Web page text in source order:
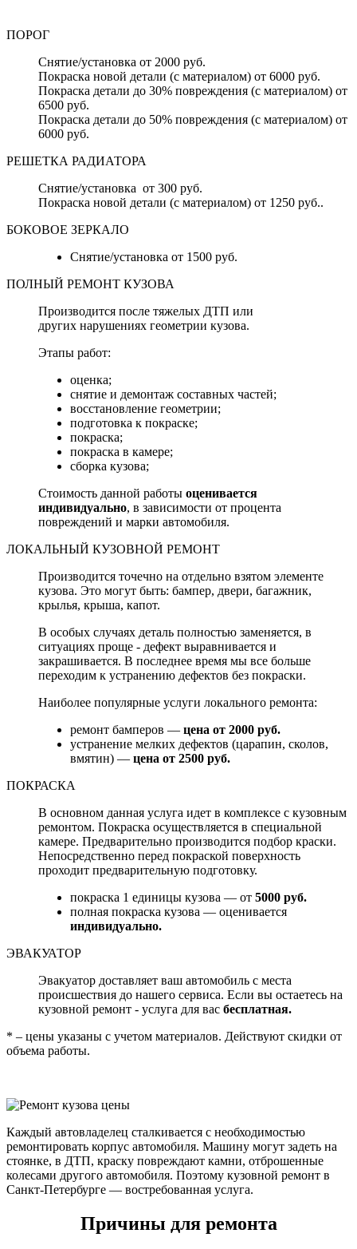
ПОРОГ
Снятие/установка от 2000 руб.
Покраска новой детали (с материалом) от 6000 руб.
Покраска детали до 30% повреждения (с материалом) от
6500 руб.
Покраска детали до 50% повреждения (с материалом) от
6000 руб.
РЕШЕТКА РАДИАТОРА
Снятие/установка от 300 руб.
Покраска новой детали (с материалом) от 1250 руб..
БОКОВОЕ ЗЕРКАЛО
Снятие/установка от 1500 руб.
ПОЛНЫЙ РЕМОНТ КУЗОВА
Производится после тяжелых ДТП или
других нарушениях геометрии кузова.
Этапы работ:
оценка;
снятие и демонтаж составных частей;
восстановление геометрии;
подготовка к покраске;
покраска;
покраска в камере;
сборка кузова;
Стоимость данной работы оценивается
индивидуально, в зависимости от процента
повреждений и марки автомобиля.
ЛОКАЛЬНЫЙ КУЗОВНОЙ РЕМОНТ
Производится точечно на отдельно взятом элементе
кузова. Это могут быть: бампер, двери, багажник,
крылья, крыша, капот.
В особых случаях деталь полностью заменяется, в
ситуациях проще - дефект выравнивается и
закрашивается. В последнее время мы все больше
переходим к устранению дефектов без покраски.
Наиболее популярные услуги локального ремонта:
ремонт бамперов — цена от 2000 руб.
устранение мелких дефектов (царапин, сколов,
вмятин) — цена от 2500 руб.
ПОКРАСКА
В основном данная услуга идет в комплексе с кузовным
ремонтом. Покраска осуществляется в специальной
камере. Предварительно производится подбор краски.
Непосредственно перед покраской поверхность
проходит предварительную подготовку.
покраска 1 единицы кузова — от 5000 руб.
полная покраска кузова — оценивается
индивидуально.
ЭВАКУАТОР
Эвакуатор доставляет ваш автомобиль с места
происшествия до нашего сервиса. Если вы остаетесь на
кузовной ремонт - услуга для вас бесплатная.
* – цены указаны с учетом материалов. Действуют скидки от
объема работы.
Каждый автовладелец сталкивается с необходимостью
ремонтировать корпус автомобиля. Машину могут задеть на
стоянке, в ДТП, краску повреждают камни, отброшенные
колесами другого автомобиля. Поэтому кузовной ремонт в
Санкт-Петербурге — востребованная услуга.
Причины для ремонта